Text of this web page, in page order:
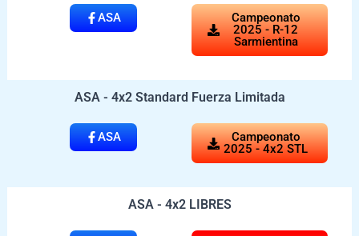
ASA
Campeonato
2025 - R-12
Sarmientina
ASA - 4x2 Standard Fuerza Limitada
ASA
Campeonato
2025 - 4x2 STL
ASA - 4x2 LIBRES